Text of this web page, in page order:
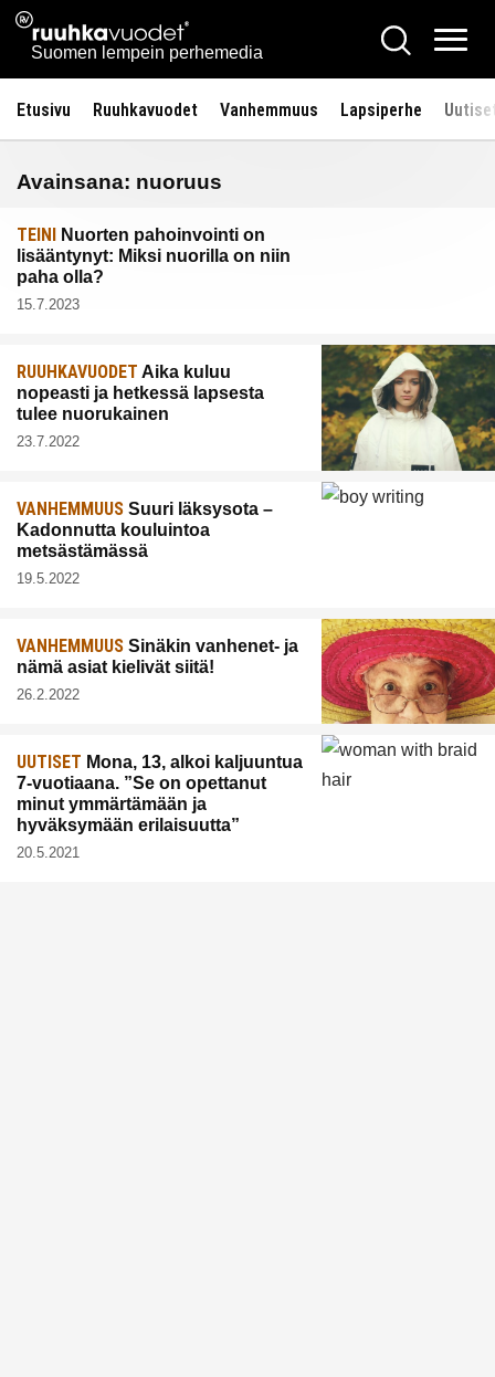
Siirry
sisältöön
Ruuhkavuodet.fi
Suomen lempein perhemedia
Hae
Etusivu Ruuhkavuodet Vanhemmuus Lapsiperhe
Avainsana: nuoruus
TEINI Nuorten pahoinvointi on
lisääntynyt: Miksi nuorilla on niin
paha olla?
15.7.2023
RUUHKAVUODET Aika kuluu
nopeasti ja hetkessä lapsesta
tulee nuorukainen
23.7.2022
VANHEMMUUS Suuri läksysota –
Kadonnutta kouluintoa
metsästämässä
19.5.2022
VANHEMMUUS Sinäkin vanhenet- ja
nämä asiat kielivät siitä!
26.2.2022
UUTISET Mona, 13, alkoi kaljuuntua
7-vuotiaana. ”Se on opettanut
minut ymmärtämään ja
hyväksymään erilaisuutta”
20.5.2021